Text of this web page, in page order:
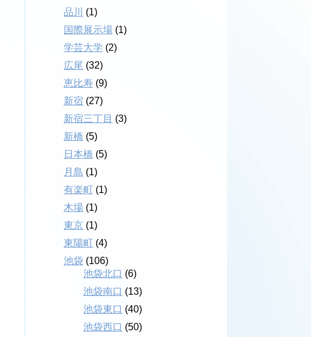
品川
(1)
国際展示場 (1)
学芸大学 (2)
広尾 (32)
恵比寿 (9)
新宿 (27)
新宿三丁目 (3)
新橋 (5)
日本橋 (5)
月島 (1)
有楽町 (1)
木場 (1)
東京 (1)
東陽町 (4)
池袋 (106)
池袋北口 (6)
池袋南口 (13)
池袋東口 (40)
池袋西口 (50)